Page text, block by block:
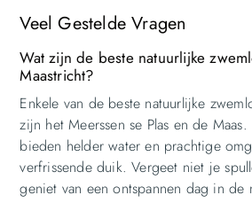
Veel Gestelde Vragen
Wat zijn de beste natuurlijke
Maastricht?
Enkele van de beste natuurlijke
zijn het Meerssen se Plas en de
bieden helder water en prachtige
verfrissende duik. Vergeet niet je
geniet van een ontspannen dag in de